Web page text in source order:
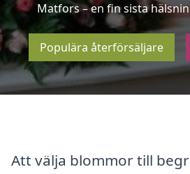
Matfors – en fin sista
Populära återförsäljare
Att välja blommor till